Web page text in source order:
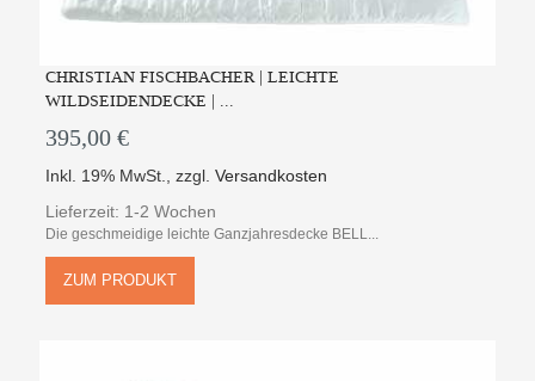
CHRISTIAN FISCHBACHER | LEICHTE
WILDSEIDENDECKE | ...
395,00 €
Inkl. 19% MwSt. ,zzgl.Versandkosten
Lieferzeit: 1-2 Wochen
Die geschmeidige leichte Ganzjahresdecke BELL...
ZUM PRODUKT